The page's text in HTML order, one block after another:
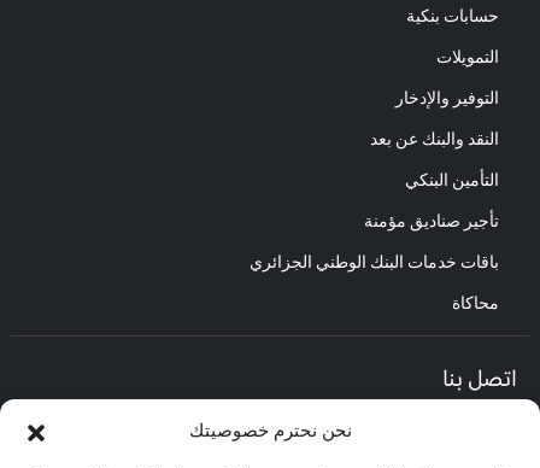
نحن نحترم خصوصيتك
حسابات بنكية
التمويلات
التوفير والإدخار
النقد والبنك عن بعد
التأمين البنكي
تأجير صناديق مؤمنة
باقات خدمات البنك الوطني الجزائري
محاكاة
اتصل بنا